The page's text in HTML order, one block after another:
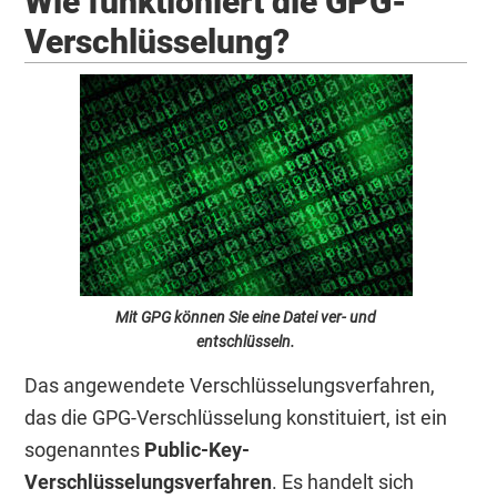
Verschlüsselung?
Mit GPG können Sie eine Datei ver- und
entschlüsseln.
Das angewendete Verschlüsselungsverfahren,
das die GPG-Verschlüsselung konstituiert, ist ein
sogenanntes Public-Key-
Verschlüsselungsverfahren. Es handelt sich